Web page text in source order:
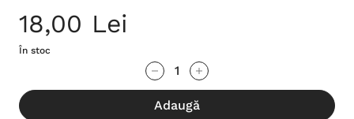
18,00 Lei
În stoc
te!
Stocul
Adaugă